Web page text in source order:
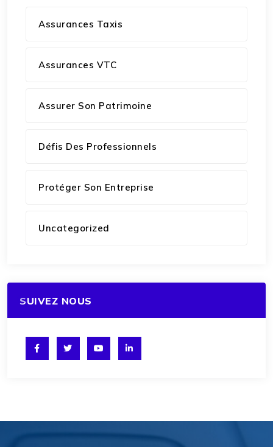
Assurances Taxis
Assurances VTC
Assurer Son Patrimoine
Défis Des Professionnels
Protéger Son Entreprise
Uncategorized
SUIVEZ NOUS